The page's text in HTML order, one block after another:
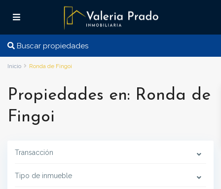
Buscar propiedades
Inicio Ronda de Fingoi
Propiedades en: Ronda de
Fingoi
Transacción
Tipo de inmueble